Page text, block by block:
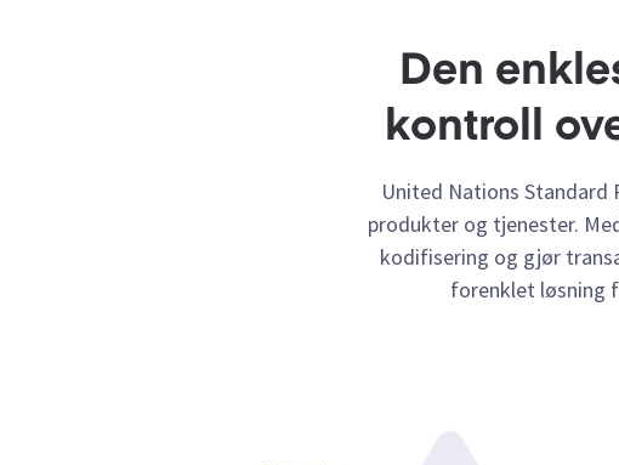
Den
kontroll
United Nations Standard
produkter og tjenester.
kodifisering og gjør
forenklet løsning